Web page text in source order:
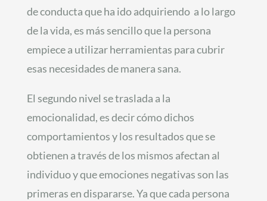
de conducta que ha ido adquiriendo a lo largo
de la vida, es más sencillo que la persona
empiece a utilizar herramientas para cubrir
esas necesidades de manera sana.
El segundo nivel se traslada a la
emocionalidad, es decir cómo dichos
comportamientos y los resultados que se
obtienen a través de los mismos afectan al
individuo y que emociones negativas son las
primeras en dispararse. Ya que cada persona